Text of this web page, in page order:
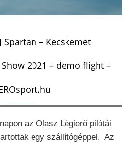
Spartan – Kecskemet
2021 – demo flight –
az Olasz Légierő pilótái
egy szállítógéppel. Az